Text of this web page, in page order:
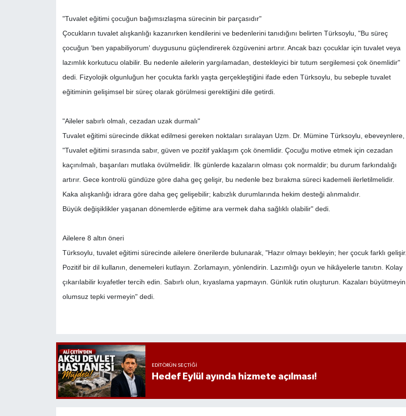
"Tuvalet eğitimi çocuğun bağımsızlaşma sürecinin bir parçasıdır"
Çocukların tuvalet alışkanlığı kazanırken kendilerini ve bedenlerini tanıdığını belirten Türksoylu, "Bu süreç
çocuğun ‘ben yapabiliyorum' duygusunu güçlendirerek özgüvenini artırır. Ancak bazı çocuklar için tuvalet veya
lazımlık korkutucu olabilir. Bu nedenle ailelerin yargılamadan, destekleyici bir tutum sergilemesi çok önemlidir"
dedi. Fizyolojik olgunluğun her çocukta farklı yaşta gerçekleştiğini ifade eden Türksoylu, bu sebeple tuvalet
eğitiminin gelişimsel bir süreç olarak görülmesi gerektiğini dile getirdi.
"Aileler sabırlı olmalı, cezadan uzak durmalı"
Tuvalet eğitimi sürecinde dikkat edilmesi gereken noktaları sıralayan Uzm. Dr. Mümine Türksoylu, ebeveynlere,
"Tuvalet eğitimi sırasında sabır, güven ve pozitif yaklaşım çok önemlidir. Çocuğu motive etmek için cezadan
kaçınılmalı, başarıları mutlaka övülmelidir. İlk günlerde kazaların olması çok normaldir; bu durum farkındalığı
artırır. Gece kontrolü gündüze göre daha geç gelişir, bu nedenle bez bırakma süreci kademeli ilerletilmelidir.
Kaka alışkanlığı idrara göre daha geç gelişebilir; kabızlık durumlarında hekim desteği alınmalıdır.
Büyük değişiklikler yaşanan dönemlerde eğitime ara vermek daha sağlıklı olabilir" dedi.
Ailelere 8 altın öneri
Türksoylu, tuvalet eğitimi sürecinde ailelere önerilerde bulunarak, "Hazır olmayı bekleyin; her çocuk farklı gelişir.
Pozitif bir dil kullanın, denemeleri kutlayın. Zorlamayın, yönlendirin. Lazımlığı oyun ve hikâyelerle tanıtın. Kolay
çıkarılabilir kıyafetler tercih edin. Sabırlı olun, kıyaslama yapmayın. Günlük rutin oluşturun. Kazaları büyütmeyin,
olumsuz tepki vermeyin" dedi.
EDITÖRÜN SEÇTIĞI
Hedef Eylül ayında hizmete açılması!